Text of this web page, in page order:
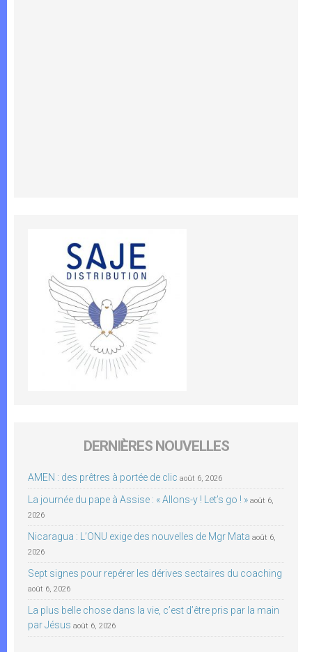
DERNIÈRES NOUVELLES
AMEN : des prêtres à portée de clic août 6, 2026
La journée du pape à Assise : « Allons-y ! Let’s go ! » août 6,
2026
Nicaragua : L’ONU exige des nouvelles de Mgr Mata août 6,
2026
Sept signes pour repérer les dérives sectaires du coaching
août 6, 2026
La plus belle chose dans la vie, c’est d’être pris par la main
par Jésus août 6, 2026